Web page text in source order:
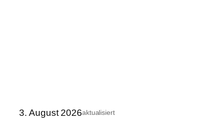
3. August 2026aktualisiert